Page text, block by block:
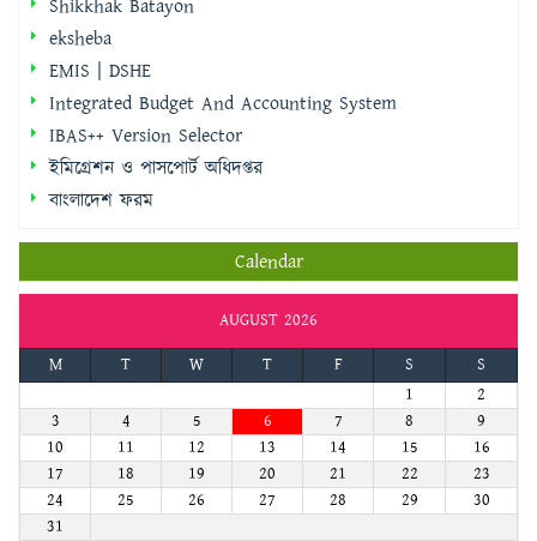
Shikkhak Batayon
eksheba
EMIS | DSHE
Integrated Budget And Accounting System
IBAS++ Version Selector
ইমিগ্রেশন ও পাসপোর্ট অধিদপ্তর
বাংলাদেশ ফরম
Calendar
AUGUST 2026
M
T W T F S
S
1
2
3
4 5 6 7 8
9
10
11 12 13 14 15
16
17
18 19 20 21 22
23
24
25 26 27 28 29
30
31